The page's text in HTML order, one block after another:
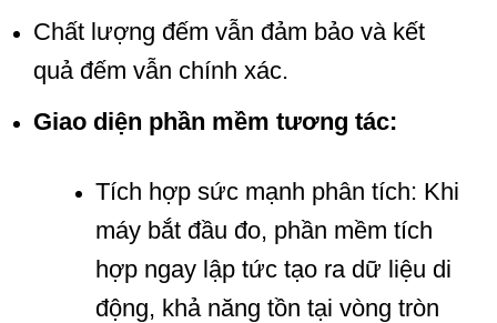
Chất lượng đếm vẫn đảm bảo và kết
quả đếm vẫn chính xác.
Giao diện phần mềm tương tác:
Tích hợp sức mạnh phân tích: Khi
máy bắt đầu đo, phần mềm tích
hợp ngay lập tức tạo ra dữ liệu di
động, khả năng tồn tại vòng tròn